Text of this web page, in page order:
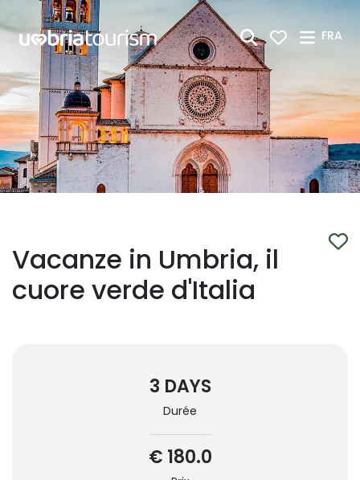
Saut au contenu principal
FRA
Vacanze in Umbria, il
cuore verde d'Italia
3 DAYS
Durée
€ 180.0